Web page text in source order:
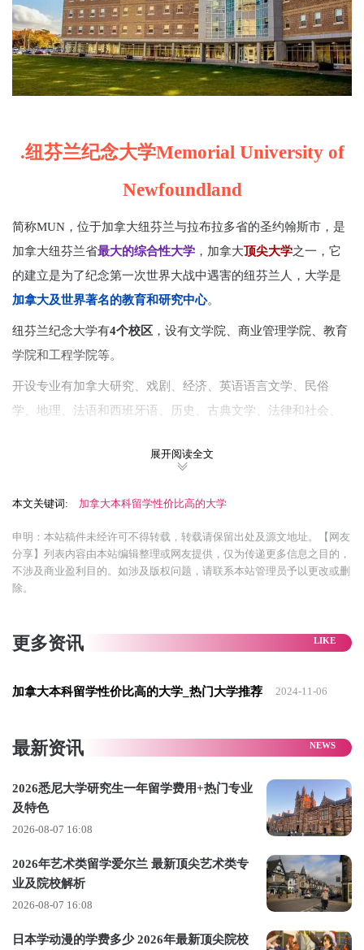
.纽芬兰纪念大学Memorial University of
Newfoundland
简称MUN，位于加拿大纽芬兰与拉布拉多省的圣约翰斯市，是
加拿大纽芬兰省最大的综合性大学 ，加拿大顶尖大学之一，它
的建立是为了纪念第一次世界大战中遇害的纽芬兰人，大学是
加拿大及世界著名的教育和研究中心。
纽芬兰纪念大学有4个校区 ，设有文学院、商业管理学院、教育
学院和工程学院等。
开设专业有加拿大研究、戏剧、经济、英语语言文学、民俗
学、地理、法语和西班牙语、历史、古典文学、法律和社会、
大学学费为8800加元，折合人民币为5万元。
学校以小班教学为主，工程、心理学、教育学专业是纽芬兰大
.爱德华王子岛大学University of Prince
Edward Island
展开阅读全文
本文关键词: 加拿大本科留学性价比高的大学
申明：本站稿件未经许可不得转载，转载请保留出处及源文地址。【网友
分享】列表内容由本站编辑整理或网友提供，仅为传递更多信息之目的，
不涉及商业盈利目的。如涉及版权问题，请联系本站管理员予以更改或删
除。
更多资讯
加拿大本科留学性价比高的大学_热门大学推荐 2024-11-06
最新资讯
2026悉尼大学研究生一年留学费用+热门专业
及特色
2026-08-07 16:08
2026年艺术类留学爱尔兰 最新顶尖艺术类专
业及院校解析
2026-08-07 16:08
日本学动漫的学费多少 2026年最新顶尖院校